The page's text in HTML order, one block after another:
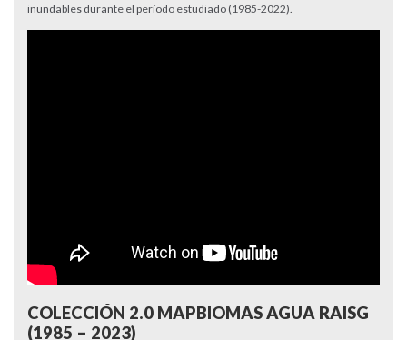
inundables durante el período estudiado (1985-2022).
COLECCIÓN 2.0 MAPBIOMAS AGUA RAISG
(1985 – 2023)